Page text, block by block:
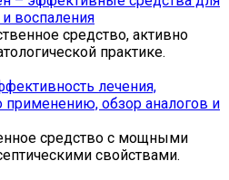
воспаления
средство, активно
практике.
лечения,
применению, обзор аналогов и
средство с мощными
свойствами.